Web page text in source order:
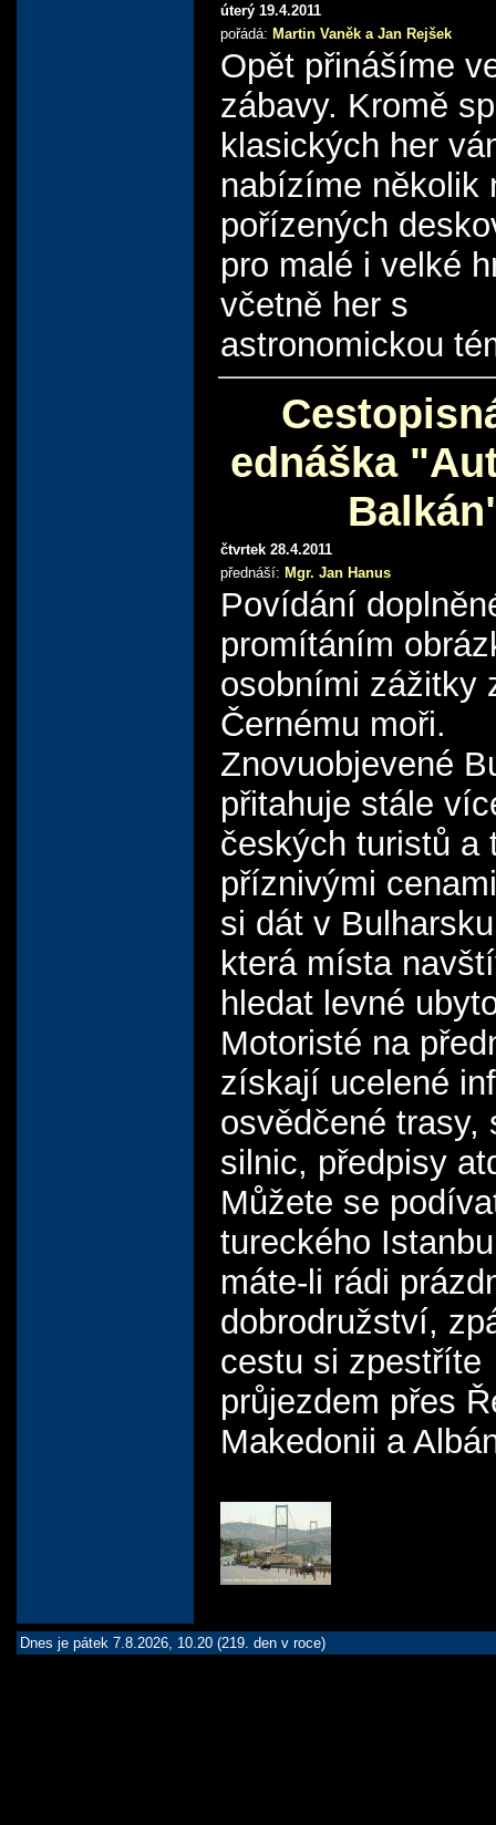
úterý 19.4.2011
pořádá: Martin Vaněk a Jan Rejšek
Opět přinášíme
zábavy. Kromě
klasických her
nabízíme několik
pořízených
pro malé i velké
včetně her s
astronomickou
ednáška
čtvrtek 28.4.2011
přednáší: Mgr. Jan Hanus
Povídání
promítáním
osobními zážitky
Černému moři.
Znovuobjevené
přitahuje stále
českých turistů a
příznivými
si dát v
která místa
hledat levné
Motoristé na
získají ucelené
osvědčené trasy,
silnic, předpisy
Můžete se
tureckého
máte-li rádi
dobrodružství,
cestu si zpestříte
průjezdem přes
Makedonii a
Dnes je pátek 7.8.2026, 10.20 (219. den v roce)